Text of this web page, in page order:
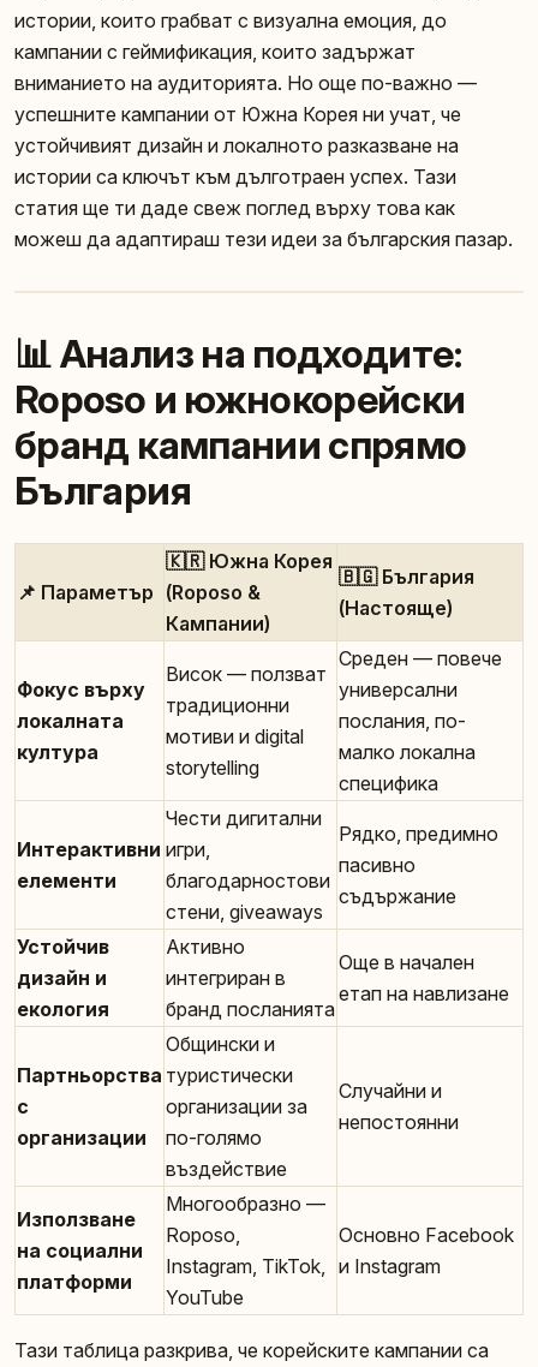
истории, които грабват с визуална емоция, до
кампании с геймификация, които задържат
вниманието на аудиторията. Но още по-важно —
успешните кампании от Южна Корея ни учат, че
устойчивият дизайн и локалното разказване на
истории са ключът към дълготраен успех. Тази
статия ще ти даде свеж поглед върху това как
можеш да адаптираш тези идеи за българския пазар.
📊 Анализ на подходите:
Roposo и южнокорейски
бранд кампании спрямо
България
📌 Параметър
🇰🇷 Южна Корея
(Roposo &
Кампании)
🇧🇬 България
(Настояще)
Фокус върху
локалната
култура
Висок — ползват
традиционни
мотиви и digital
storytelling
Среден — повече
универсални
послания, по-
малко локална
специфика
Интерактивни
елементи
Чести дигитални
игри,
благодарностови
стени, giveaways
Рядко, предимно
пасивно
съдържание
Устойчив
дизайн и
екология
Активно
интегриран в
бранд посланията
Още в начален
етап на навлизане
Партньорства
с
организации
Общински и
туристически
организации за
по-голямо
въздействие
Случайни и
непостоянни
Използване
на социални
платформи
Многообразно —
Roposo,
Instagram, TikTok,
YouTube
Основно Facebook
и Instagram
Тази таблица разкрива, че корейските кампании са